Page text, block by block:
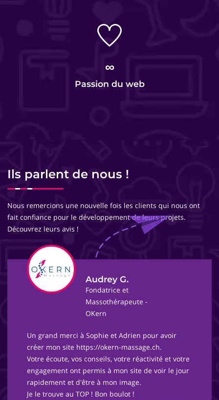
∞
Passion du web
Ils parlent de nous !
Nous remercions une nouvelle fois les clients qui nous ont
fait confiance pour le développement de leurs projets.
Découvrez leurs avis !
Audrey G.
Fondatrice et
Massothérapeute -
OKern
Un grand merci à Sophie et Adrien pour avoir
créer mon site https://okern-massage.ch.
Votre écoute, vos conseils, votre réactivité et votre
engagement ont permis à mon site de voir le jour
rapidement et d'être à mon image.
Je le trouve au TOP ! Bon boulot !